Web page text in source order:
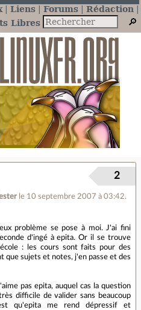
Liens Forums
Rédaction
Libres
le 10 septembre 2007 à 03:42.
2
problème se pose à moi. J'ai fini
d'ingé à epita. Or il se trouve
: les cours sont faits pour des
que sujets et notes, j'en passe et des
pas epita, auquel cas la question
difficile de valider sans beaucoup
qu'epita me rend dépressif et